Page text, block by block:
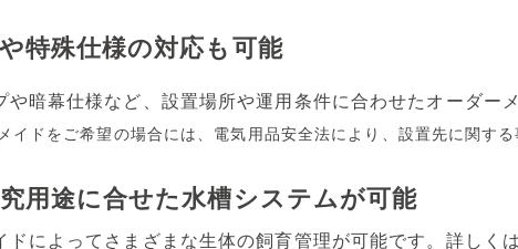
特殊仕様の対応も可能
や暗幕仕様など、設置場所や運用条件に合わせたオーダー
イドをご希望の場合には、電気用品安全法により、設置先に関す
用途に合せた水槽システムが可能
ドによってさまざまな生体の飼育管理が可能です。詳しく